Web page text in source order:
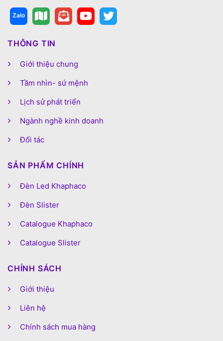
THÔNG TIN
Giới thiệu chung
Tầm nhìn- sứ mệnh
Lịch sử phát triển
Ngành nghề kinh doanh
Đối tác
SẢN PHẨM CHÍNH
Đèn Led Khaphaco
Đèn Slister
Catalogue Khaphaco
Catalogue Slister
CHÍNH SÁCH
Giới thiệu
Liên hệ
Chính sách mua hàng